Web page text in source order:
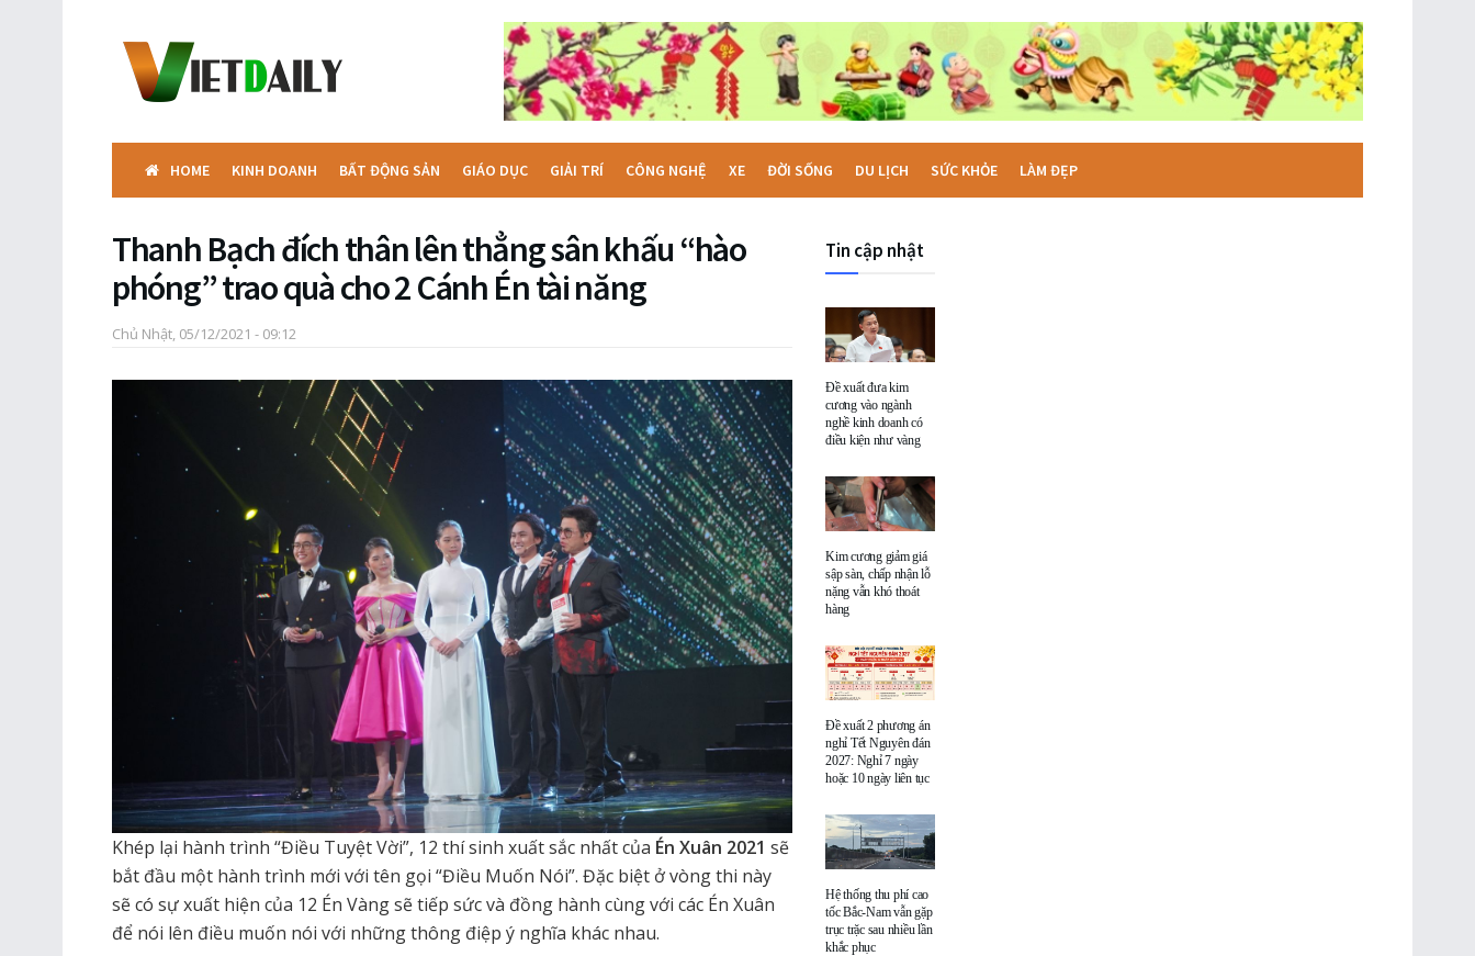
HOME KINH DOANH BẤT ĐỘNG SẢN GIÁO DỤC GIẢI TRÍ CÔNG NGHỆ XE ĐỜI SỐNG DU LỊCH SỨC KHỎE LÀM ĐẸP
Thanh Bạch đích thân lên thẳng sân khấu “hào
phóng” trao quà cho 2 Cánh Én tài năng
Chủ Nhật, 05/12/2021 - 09:12
Khép lại hành trình “Điều Tuyệt Vời”, 12 thí sinh xuất sắc nhất của Én Xuân 2021 sẽ
bắt đầu một hành trình mới với tên gọi “Điều Muốn Nói”. Đặc biệt ở vòng thi này
sẽ có sự xuất hiện của 12 Én Vàng sẽ tiếp sức và đồng hành cùng với các Én Xuân
để nói lên điều muốn nói với những thông điệp ý nghĩa khác nhau.
Tin cập nhật
Đề xuất đưa kim
cương vào ngành
nghề kinh doanh có
điều kiện như vàng
Kim cương giảm giá
sập sàn, chấp nhận lỗ
nặng vẫn khó thoát
hàng
Đề xuất 2 phương án
nghỉ Tết Nguyên đán
2027: Nghỉ 7 ngày
hoặc 10 ngày liên tục
Hệ thống thu phí cao
tốc Bắc-Nam vẫn gặp
trục trặc sau nhiều lần
khắc phục